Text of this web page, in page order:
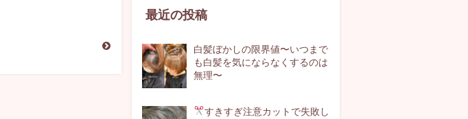
最近の投稿
白髪ぼかしの限界値〜いつまで
も白髪を気にならなくするのは
無理〜
すきすぎ注意カットで失敗し